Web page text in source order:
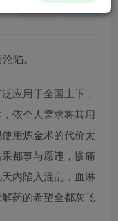
陷。
应用于全国上下，
依个人需求将其用
用炼金术的代价太
都事与愿违，惨痛
内陷入混乱，血淋
药的希望全都灰飞